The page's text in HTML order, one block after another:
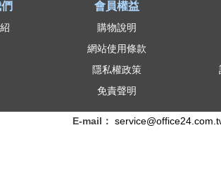
會員權益
購物說明
網站使用條款
隱私權政策
免責聲明
E-mail：